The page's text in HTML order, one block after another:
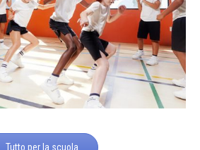
Tutto per la scuola